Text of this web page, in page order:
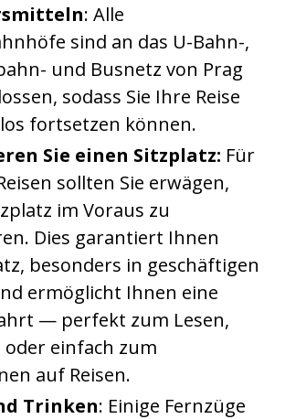
: Alle
sind an das U-Bahn-,
und Busnetz von Prag
sodass Sie Ihre Reise
fortsetzen können.
Sie einen Sitzplatz: Für
sollten Sie erwägen,
im Voraus zu
Dies garantiert Ihnen
besonders in geschäftigen
ermöglicht Ihnen eine
— perfekt zum Lesen,
einfach zum
auf Reisen.
Trinken: Einige Fernzüge